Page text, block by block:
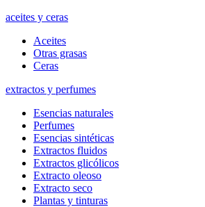
aceites y ceras
Aceites
Otras grasas
Ceras
extractos y perfumes
Esencias naturales
Perfumes
Esencias sintéticas
Extractos fluidos
Extractos glicólicos
Extracto oleoso
Extracto seco
Plantas y tinturas